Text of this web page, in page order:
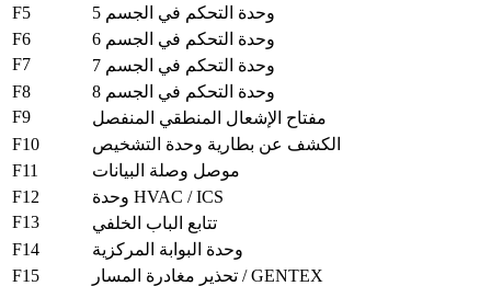
F5
وحدة التحكم في الجسم 5
F6
وحدة التحكم في الجسم 6
F7
وحدة التحكم في الجسم 7
F8
وحدة التحكم في الجسم 8
F9
مفتاح الإشعال المنطقي المنفصل
F10
الكشف عن بطارية وحدة التشخيص
F11
موصل وصلة البيانات
F12
وحدة HVAC / ICS
F13
تتابع الباب الخلفي
F14
وحدة البوابة المركزية
F15
تحذير مغادرة المسار / GENTEX